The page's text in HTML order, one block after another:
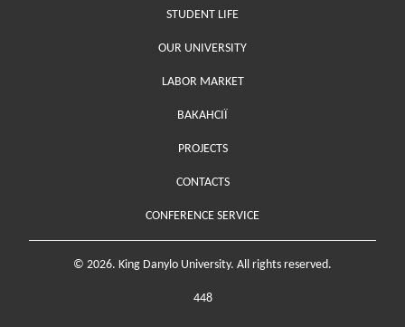
STUDENT LIFE
OUR UNIVERSITY
LABOR MARKET
ВАКАНСІЇ
PROJECTS
Меню у футері (додаткове)
CONTACTS
CONFERENCE SERVICE
© 2026. King Danylo University. All rights reserved.
448